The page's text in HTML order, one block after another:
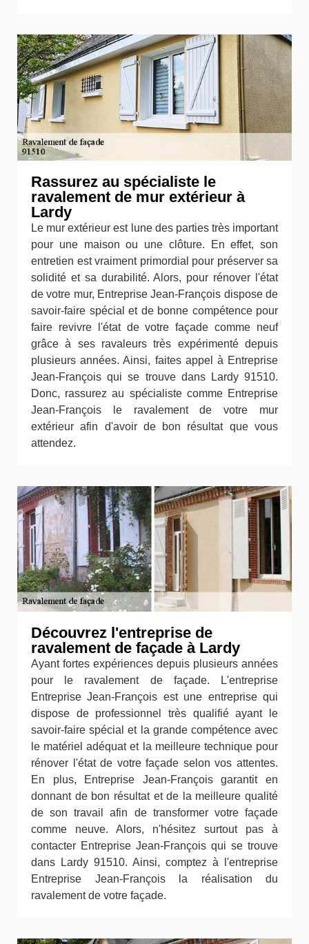
Rassurez au spécialiste le
ravalement de mur extérieur à
Lardy
Le mur extérieur est lune des parties très important
pour une maison ou une clôture. En effet, son
entretien est vraiment primordial pour préserver sa
solidité et sa durabilité. Alors, pour rénover l'état
de votre mur, Entreprise Jean-François dispose de
savoir-faire spécial et de bonne compétence pour
faire revivre l'état de votre façade comme neuf
grâce à ses ravaleurs très expérimenté depuis
plusieurs années. Ainsi, faites appel à Entreprise
Jean-François qui se trouve dans Lardy 91510.
Donc, rassurez au spécialiste comme Entreprise
Jean-François le ravalement de votre mur
extérieur afin d'avoir de bon résultat que vous
attendez.
Découvrez l'entreprise de
ravalement de façade à Lardy
Ayant fortes expériences depuis plusieurs années
pour le ravalement de façade. L'entreprise
Entreprise Jean-François est une entreprise qui
dispose de professionnel très qualifié ayant le
savoir-faire spécial et la grande compétence avec
le matériel adéquat et la meilleure technique pour
rénover l'état de votre façade selon vos attentes.
En plus, Entreprise Jean-François garantit en
donnant de bon résultat et de la meilleure qualité
de son travail afin de transformer votre façade
comme neuve. Alors, n'hésitez surtout pas à
contacter Entreprise Jean-François qui se trouve
dans Lardy 91510. Ainsi, comptez à l'entreprise
Entreprise Jean-François la réalisation du
ravalement de votre façade.